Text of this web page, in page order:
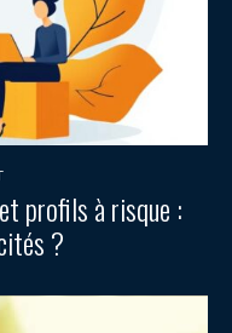
profils à risque :
?